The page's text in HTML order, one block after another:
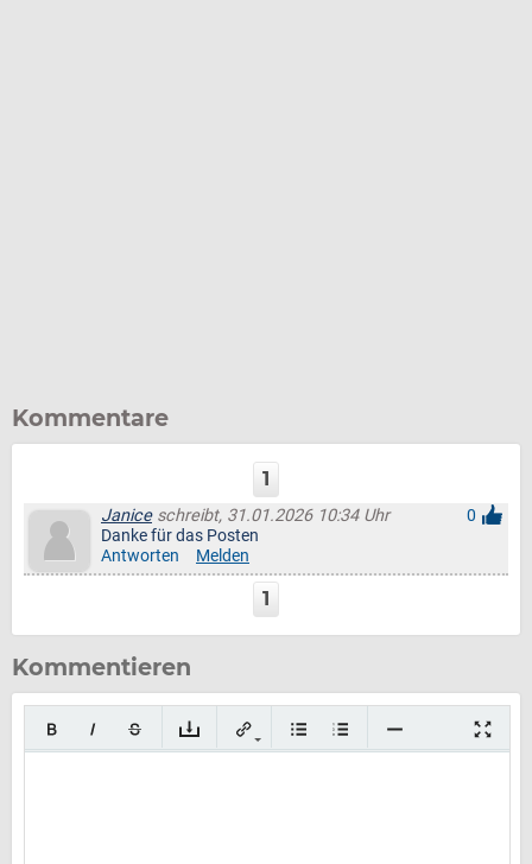
Kommentare
1
Janiceschreibt, 31.01.2026 10:34 Uhr
0
Danke für das Posten
Antworten
Melden
1
Kommentieren